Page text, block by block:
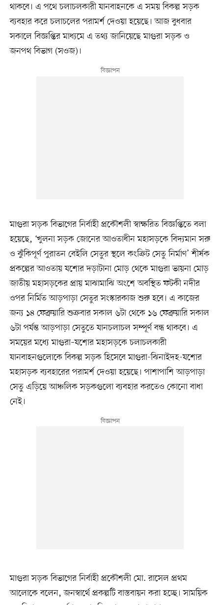
থাকবে। এ পথে চলাচলকারী যানবাহনকে এ সময় বিকল্প সড়ক
ব্যবহার করে চলাচলের পরামর্শ দেওয়া হয়েছে। আজ বুধবার
সকালে বিজ্ঞপ্তির মাধ্যমে এ তথ্য জানিয়েছে মাগুরা সড়ক ও
জনপথ বিভাগ (সওজ)।
মাগুরা সড়ক বিভাগের নির্বাহী প্রকৌশলী স্বাক্ষরিত বিজ্ঞপ্তিতে বলা
হয়েছে, ‘খুলনা সড়ক জোনের আওতাধীন মহাসড়কে বিদ্যমান সরু
ও ঝুঁকিপূর্ণ পুরাতন বেইলি সেতুর স্থলে কংক্রিট সেতু নির্মাণ’ শীর্ষক
প্রকল্পের আওতায় যশোর দড়াটানা মোড় থেকে মাগুরা ভায়না মোড়
জাতীয় মহাসড়কের প্রায় মাঝামাঝি অংশে অবস্থিত ফটকী নদীর
ওপর নির্মিত আড়পাড়া সেতুর সংস্কারকাজ শুরু হবে। এ কাজের
জন্য ১৪ ফেব্রুয়ারি শুক্রবার সকাল ৬টা থেকে ১৬ ফেব্রুয়ারি সকাল
৬টা পর্যন্ত আড়পাড়া সেতুতে যানচলাচল সম্পূর্ণ বন্ধ থাকবে। এ
সময়ের মধ্যে মাগুরা–যশোর মহাসড়কে চলাচলকারী
যানবাহনগুলোকে বিকল্প সড়ক হিসেবে মাগুরা-ঝিনাইদহ-যশোর
মহাসড়ক ব্যবহারের পরামর্শ দেওয়া হয়েছে। পাশাপাশি আড়পাড়া
সেতু এড়িয়ে আঞ্চলিক সড়কগুলো ব্যবহার করতেও কোনো বাধা
নেই।
মাগুরা সড়ক বিভাগের নির্বাহী প্রকৌশলী মো. রাসেল প্রথম
আলোকে বলেন, জনস্বার্থে প্রকল্পটি বাস্তবায়ন করা হচ্ছে। সাময়িক